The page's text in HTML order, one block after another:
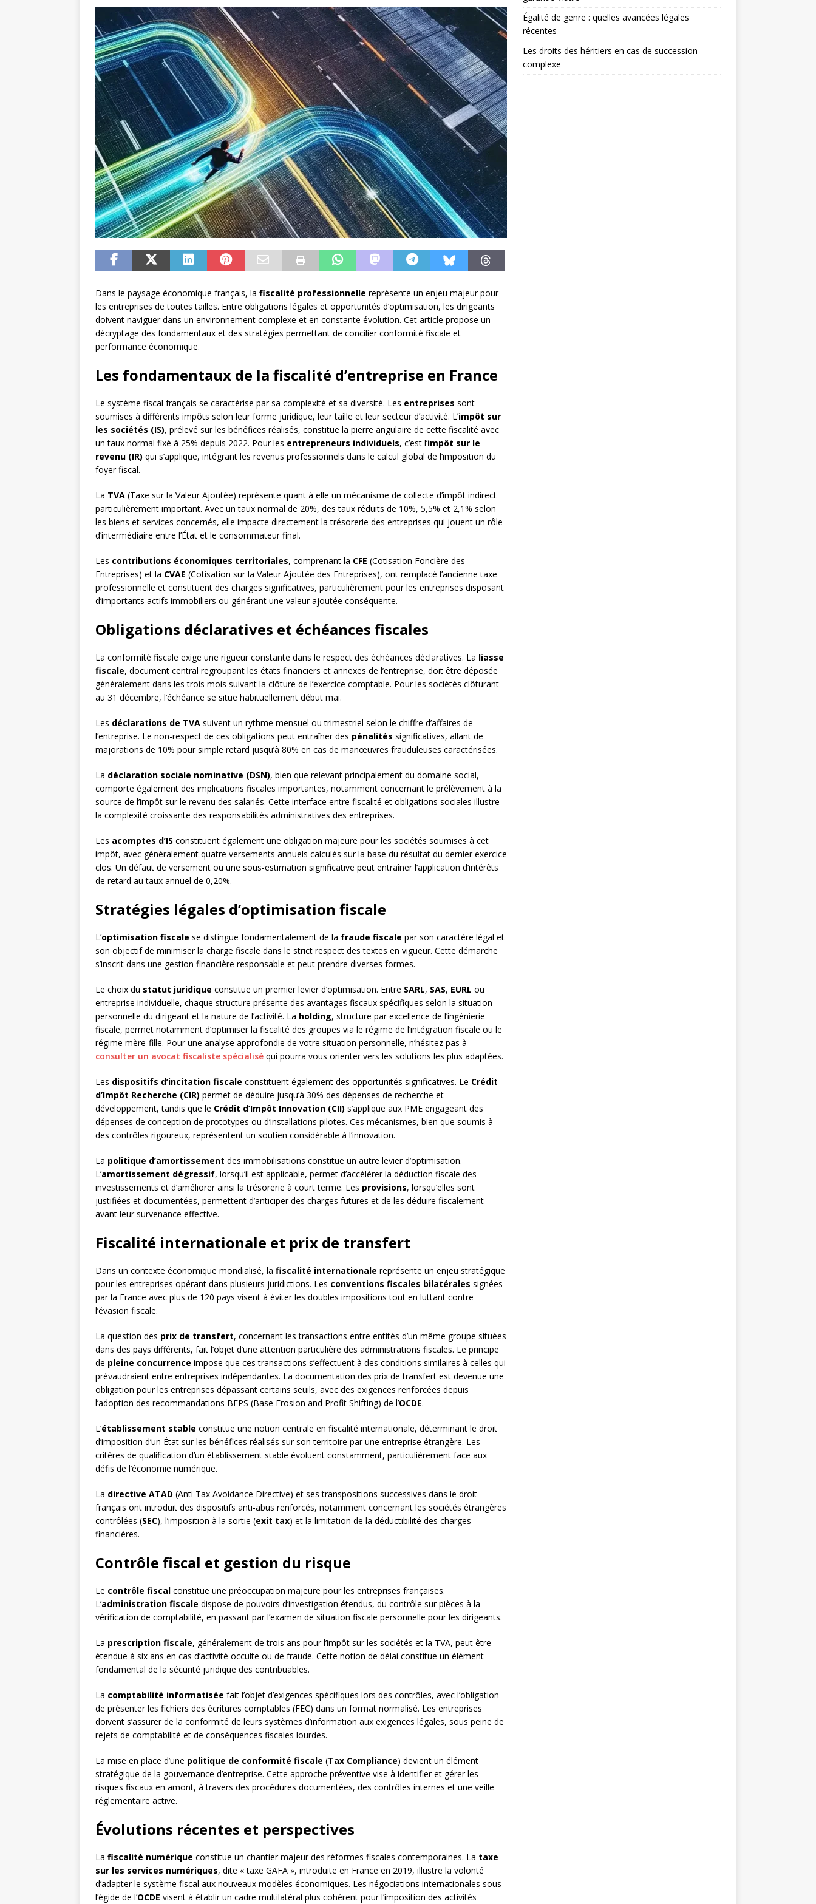
Dans le paysage économique français, la fiscalité professionnelle représente un enjeu majeur pour
les entreprises de toutes tailles. Entre obligations légales et opportunités d’optimisation, les dirigeants
doivent naviguer dans un environnement complexe et en constante évolution. Cet article propose un
décryptage des fondamentaux et des stratégies permettant de concilier conformité fiscale et
performance économique.
Les fondamentaux de la fiscalité d’entreprise en France
Le système fiscal français se caractérise par sa complexité et sa diversité. Les entreprises sont
soumises à différents impôts selon leur forme juridique, leur taille et leur secteur d’activité. L’impôt sur
les sociétés (IS), prélevé sur les bénéfices réalisés, constitue la pierre angulaire de cette fiscalité avec
un taux normal fixé à 25% depuis 2022. Pour les entrepreneurs individuels, c’est l’impôt sur le
revenu (IR) qui s’applique, intégrant les revenus professionnels dans le calcul global de l’imposition du
foyer fiscal.
La TVA (Taxe sur la Valeur Ajoutée) représente quant à elle un mécanisme de collecte d’impôt indirect
particulièrement important. Avec un taux normal de 20%, des taux réduits de 10%, 5,5% et 2,1% selon
les biens et services concernés, elle impacte directement la trésorerie des entreprises qui jouent un rôle
d’intermédiaire entre l’État et le consommateur final.
Les contributions économiques territoriales, comprenant la CFE (Cotisation Foncière des
Entreprises) et la CVAE (Cotisation sur la Valeur Ajoutée des Entreprises), ont remplacé l’ancienne taxe
professionnelle et constituent des charges significatives, particulièrement pour les entreprises disposant
d’importants actifs immobiliers ou générant une valeur ajoutée conséquente.
Obligations déclaratives et échéances fiscales
La conformité fiscale exige une rigueur constante dans le respect des échéances déclaratives. La liasse
fiscale, document central regroupant les états financiers et annexes de l’entreprise, doit être déposée
généralement dans les trois mois suivant la clôture de l’exercice comptable. Pour les sociétés clôturant
au 31 décembre, l’échéance se situe habituellement début mai.
Les déclarations de TVA suivent un rythme mensuel ou trimestriel selon le chiffre d’affaires de
l’entreprise. Le non-respect de ces obligations peut entraîner des pénalités significatives, allant de
majorations de 10% pour simple retard jusqu’à 80% en cas de manœuvres frauduleuses caractérisées.
La déclaration sociale nominative (DSN), bien que relevant principalement du domaine social,
comporte également des implications fiscales importantes, notamment concernant le prélèvement à la
source de l’impôt sur le revenu des salariés. Cette interface entre fiscalité et obligations sociales illustre
la complexité croissante des responsabilités administratives des entreprises.
Les acomptes d’IS constituent également une obligation majeure pour les sociétés soumises à cet
impôt, avec généralement quatre versements annuels calculés sur la base du résultat du dernier exercice
clos. Un défaut de versement ou une sous-estimation significative peut entraîner l’application d’intérêts
de retard au taux annuel de 0,20%.
Stratégies légales d’optimisation fiscale
L’optimisation fiscale se distingue fondamentalement de la fraude fiscale par son caractère légal et
son objectif de minimiser la charge fiscale dans le strict respect des textes en vigueur. Cette démarche
s’inscrit dans une gestion financière responsable et peut prendre diverses formes.
Le choix du statut juridique constitue un premier levier d’optimisation. Entre SARL, SAS, EURL ou
entreprise individuelle, chaque structure présente des avantages fiscaux spécifiques selon la situation
personnelle du dirigeant et la nature de l’activité. La holding, structure par excellence de l’ingénierie
fiscale, permet notamment d’optimiser la fiscalité des groupes via le régime de l’intégration fiscale ou le
régime mère-fille. Pour une analyse approfondie de votre situation personnelle, n’hésitez pas à
consulter un avocat fiscaliste spécialisé qui pourra vous orienter vers les solutions les plus adaptées.
Les dispositifs d’incitation fiscale constituent également des opportunités significatives. Le Crédit
d’Impôt Recherche (CIR) permet de déduire jusqu’à 30% des dépenses de recherche et
développement, tandis que le Crédit d’Impôt Innovation (CII) s’applique aux PME engageant des
dépenses de conception de prototypes ou d’installations pilotes. Ces mécanismes, bien que soumis à
des contrôles rigoureux, représentent un soutien considérable à l’innovation.
La politique d’amortissement des immobilisations constitue un autre levier d’optimisation.
L’amortissement dégressif, lorsqu’il est applicable, permet d’accélérer la déduction fiscale des
investissements et d’améliorer ainsi la trésorerie à court terme. Les provisions, lorsqu’elles sont
justifiées et documentées, permettent d’anticiper des charges futures et de les déduire fiscalement
avant leur survenance effective.
Fiscalité internationale et prix de transfert
Dans un contexte économique mondialisé, la fiscalité internationale représente un enjeu stratégique
pour les entreprises opérant dans plusieurs juridictions. Les conventions fiscales bilatérales signées
par la France avec plus de 120 pays visent à éviter les doubles impositions tout en luttant contre
l’évasion fiscale.
La question des prix de transfert, concernant les transactions entre entités d’un même groupe situées
dans des pays différents, fait l’objet d’une attention particulière des administrations fiscales. Le principe
de pleine concurrence impose que ces transactions s’effectuent à des conditions similaires à celles qui
prévaudraient entre entreprises indépendantes. La documentation des prix de transfert est devenue une
obligation pour les entreprises dépassant certains seuils, avec des exigences renforcées depuis
l’adoption des recommandations BEPS (Base Erosion and Profit Shifting) de l’OCDE.
L’établissement stable constitue une notion centrale en fiscalité internationale, déterminant le droit
d’imposition d’un État sur les bénéfices réalisés sur son territoire par une entreprise étrangère. Les
critères de qualification d’un établissement stable évoluent constamment, particulièrement face aux
défis de l’économie numérique.
La directive ATAD (Anti Tax Avoidance Directive) et ses transpositions successives dans le droit
français ont introduit des dispositifs anti-abus renforcés, notamment concernant les sociétés étrangères
contrôlées (SEC), l’imposition à la sortie (exit tax) et la limitation de la déductibilité des charges
financières.
Contrôle fiscal et gestion du risque
Le contrôle fiscal constitue une préoccupation majeure pour les entreprises françaises.
L’administration fiscale dispose de pouvoirs d’investigation étendus, du contrôle sur pièces à la
vérification de comptabilité, en passant par l’examen de situation fiscale personnelle pour les dirigeants.
La prescription fiscale, généralement de trois ans pour l’impôt sur les sociétés et la TVA, peut être
étendue à six ans en cas d’activité occulte ou de fraude. Cette notion de délai constitue un élément
fondamental de la sécurité juridique des contribuables.
La comptabilité informatisée fait l’objet d’exigences spécifiques lors des contrôles, avec l’obligation
de présenter les fichiers des écritures comptables (FEC) dans un format normalisé. Les entreprises
doivent s’assurer de la conformité de leurs systèmes d’information aux exigences légales, sous peine de
rejets de comptabilité et de conséquences fiscales lourdes.
La mise en place d’une politique de conformité fiscale (Tax Compliance) devient un élément
stratégique de la gouvernance d’entreprise. Cette approche préventive vise à identifier et gérer les
risques fiscaux en amont, à travers des procédures documentées, des contrôles internes et une veille
réglementaire active.
Évolutions récentes et perspectives
La fiscalité numérique constitue un chantier majeur des réformes fiscales contemporaines. La taxe
sur les services numériques, dite « taxe GAFA », introduite en France en 2019, illustre la volonté
d’adapter le système fiscal aux nouveaux modèles économiques. Les négociations internationales sous
l’égide de l’OCDE visent à établir un cadre multilatéral plus cohérent pour l’imposition des activités
Égalité de genre : quelles avancées légales
récentes
Les droits des héritiers en cas de succession
complexe